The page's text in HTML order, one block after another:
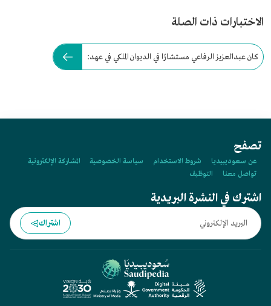
الاختبارات ذات الصلة
كان عبدالعزيز الرفاعي مستشارًا في الديوان الملكي في عهد:
تصفح
عن سعوديبيديا شروط الاستخدام سياسة الخصوصية
المشاركة الإلكترونية
تواصل معنا
التوظيف
اشترك في النشرة البريدية
اشتراك